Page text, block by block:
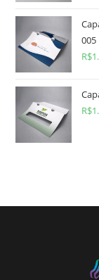
005
R$
R$